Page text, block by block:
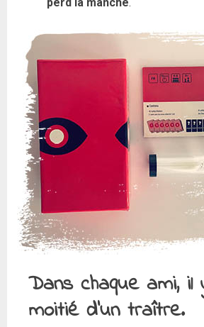
perd la manche.
Dans chaque ami,
moitié d’un traître.